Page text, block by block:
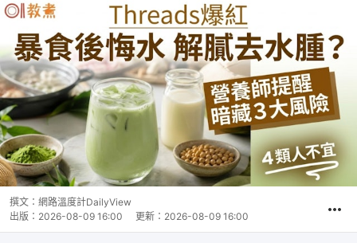
撰文： 網路溫度計DailyView
出版： 2026-08-09 16:00 更新： 2026-08-09 16:00